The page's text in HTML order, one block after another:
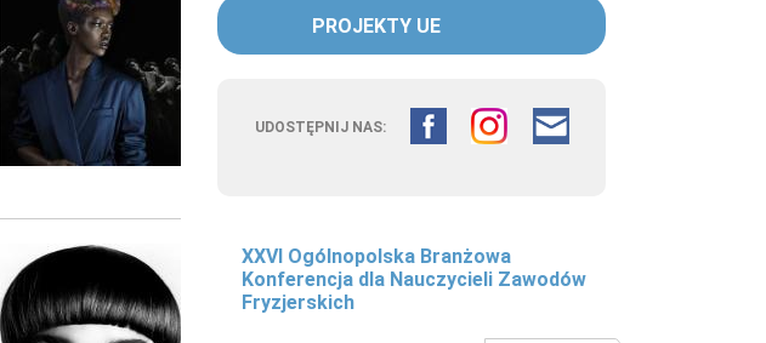
PROJEKTY UE
UDOSTĘPNIJ NAS:
Fryzjerstwo łączy pokolenia –
doświadczenie edukacyjne w
kształceniu przyszłych fryzjerów